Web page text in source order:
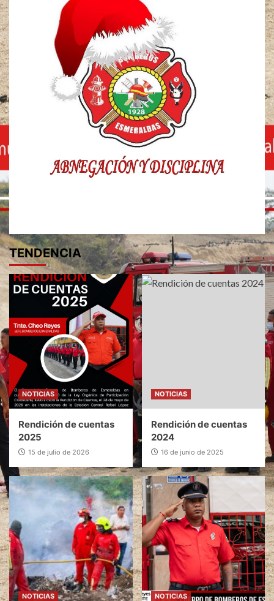
TENDENCIA
NOTICIAS
Rendición de cuentas
2025
15 de julio de 2026
NOTICIAS
Rendición de cuentas
2024
16 de junio de 2025
NOTICIAS NOTICIAS